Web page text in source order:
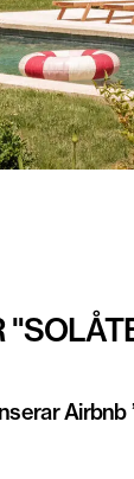
Airbnb